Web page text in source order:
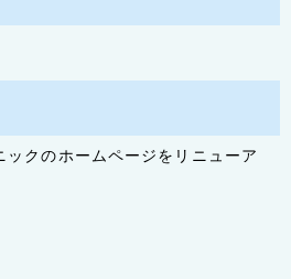
ックのホームページをリニューア